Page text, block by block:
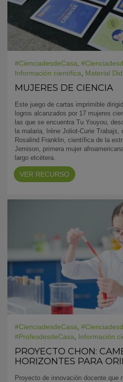
#CienciadesdeCasa
Información científica
Material
MUJERES DE CIENCIA
Este juego de cartas imprimible
logros alcanzados por 17 mujeres
las que se encuentra Tu Youyou,
la malaria, Irène Joliot-Curie Trabajs,
Rosalind Franklin, científica de la
Jemison, primera mujer
largo etcétera.
VER RECURSO
#CienciadesdeCasa
#ProfesdesdeCasa
Información
PROYECTO CHON:
HORIZONTES PARA
Proyecto de innovación docente que